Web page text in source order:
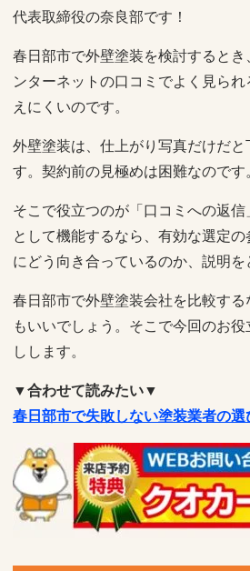
代表取締役の奈良部です！
春日部市で外壁塗装を検討すると
ンターネットの口コミでよく見ら
えにくいのです。
外壁塗装は、仕上がり写真だけだ
す。契約前の見極めは困難なのです
そこで役立つのが「口コミへの返
として機能するなら、有効な選定
にどう向き合っているのか、説明
春日部市で外壁塗装会社を比較す
もいいでしょう。そこで今回のお
しします。
▼合わせて読みたい▼
春日部市で失敗しない塗装業者の選